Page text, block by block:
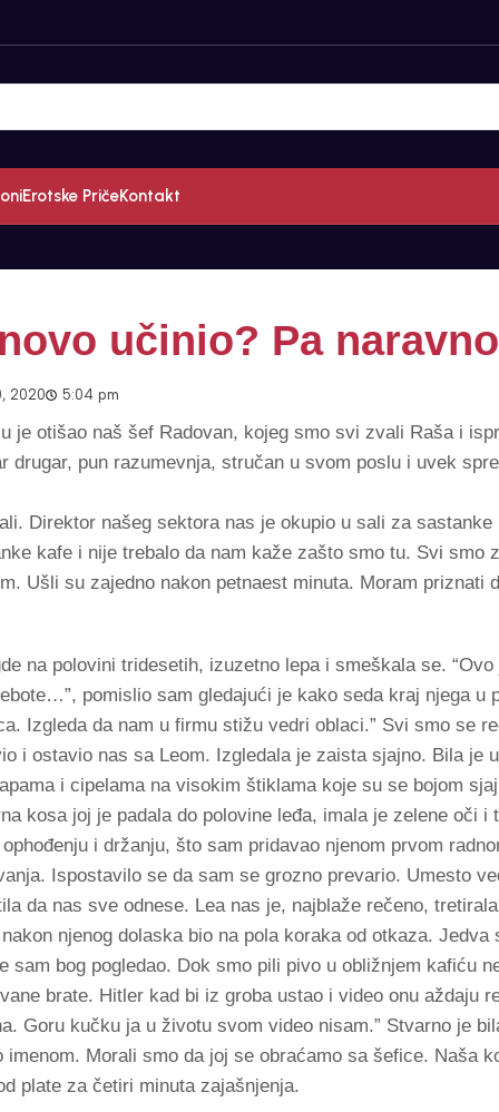
Erotske PričeKontakt
učinio? Pa naravno
2020 5:04 pm
je otišao naš šef Radovan, kojeg smo svi zvali Raša i
drugar, pun razumevnja, stručan u svom poslu i uvek
Direktor našeg sektora nas je okupio u sali za sastanke
kafe i nije trebalo da nam kaže zašto smo tu. Svi smo
Ušli su zajedno nakon petnaest minuta. Moram priznati
na polovini tridesetih, izuzetno lepa i smeškala se.
pomislio sam gledajući je kako seda kraj njega u
Izgleda da nam u firmu stižu vedri oblaci.” Svi smo se
i ostavio nas sa Leom. Izgledala je zaista sjajno. Bila je
i cipelama na visokim štiklama koje su se bojom
kosa joj je padala do polovine leđa, imala je zelene oči i
i držanju, što sam pridavao njenom prvom
Ispostavilo se da sam se grozno prevario. Umesto
da nas sve odnese. Lea nas je, najblaže rečeno,
njenog dolaska bio na pola koraka od otkaza. Jedva
sam bog pogledao. Dok smo pili pivo u obližnjem kafiću
brate. Hitler kad bi iz groba ustao i video onu aždaju
Goru kučku ja u životu svom video nisam.” Stvarno je
Morali smo da joj se obraćamo sa šefice. Naša
plate za četiri minuta zajašnjenja.